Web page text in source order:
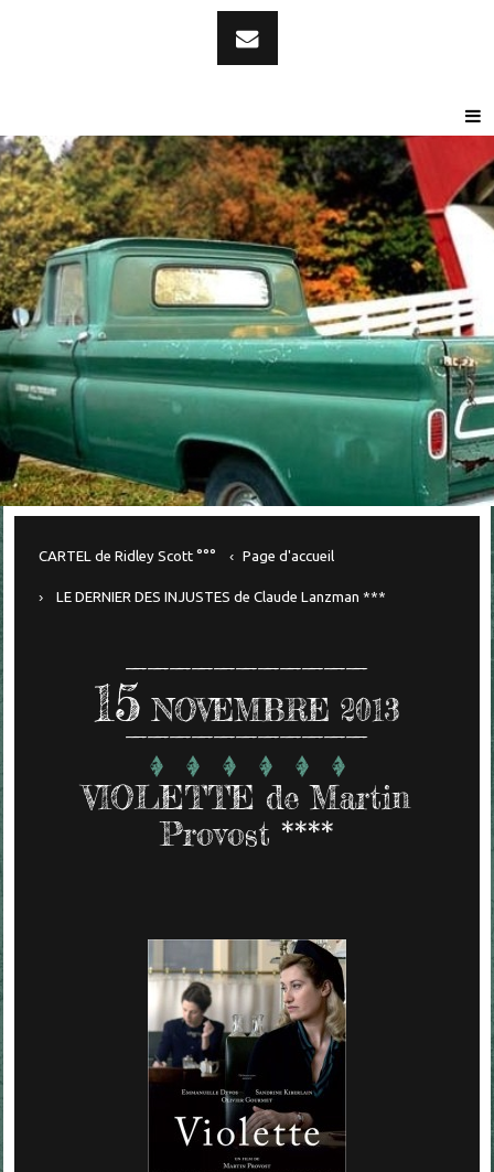
CARTEL de Ridley Scott °°° Page d'accueil
LE DERNIER DES INJUSTES de Claude Lanzman ***
15 NOVEMBRE 2013
VIOLETTE de Martin
Provost ****